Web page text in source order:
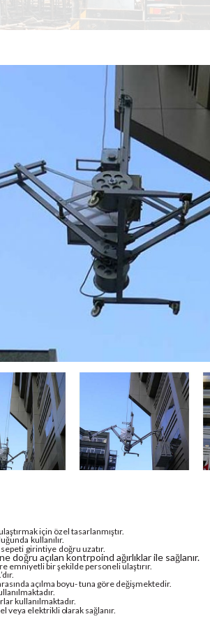
için özel tasarlanmıştır.
kullanılır.
sepeti girintiye doğru uzatır.
açılan kontrpoind ağırlıklar ile sağlanır.
emniyetli bir şekilde personeli ulaştırır.
açılma boyu- tuna göre değişmektedir.
kullanılmaktadır.
veya elektrikli olarak sağlanır.